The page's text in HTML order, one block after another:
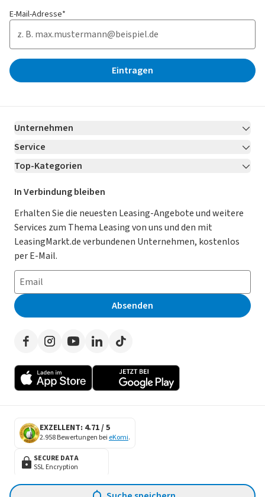
E-Mail-Adresse*
Eintragen
Unternehmen
Über LeasingMarkt.de
Karriere Jetzt bewerben!
Für Händler
Kooperation mit AutoScout24
AGB
Datenschutz
Impressum
Erklärung zur Barrierefreiheit
Presse
Service
Kontakt
Ratgeber
Magazin
Datenschutz-Einstellungen
So funktioniert’s
Häufig gestellte Fragen
Leasing-Lexikon
Auto-Tests
Werben auf LeasingMarkt.de
Top-Kategorien
Leasing Deals
Gebrauchtwagen Leasing
Leasing ohne Anzahlung
E-Auto Leasing
Privatleasing
Leasing-Vergleiche
Herstellerverzeichnis
Händlerverzeichnis
In Verbindung bleiben
Erhalten Sie die neuesten Leasing-Angebote und weitere
Services zum Thema Leasing von uns und den mit
LeasingMarkt.de verbundenen Unternehmen, kostenlos
per E-Mail.
Absenden
EXZELLENT: 4.71 / 5
2.958 Bewertungen bei eKomi.
SECURE DATA
SSL Encryption